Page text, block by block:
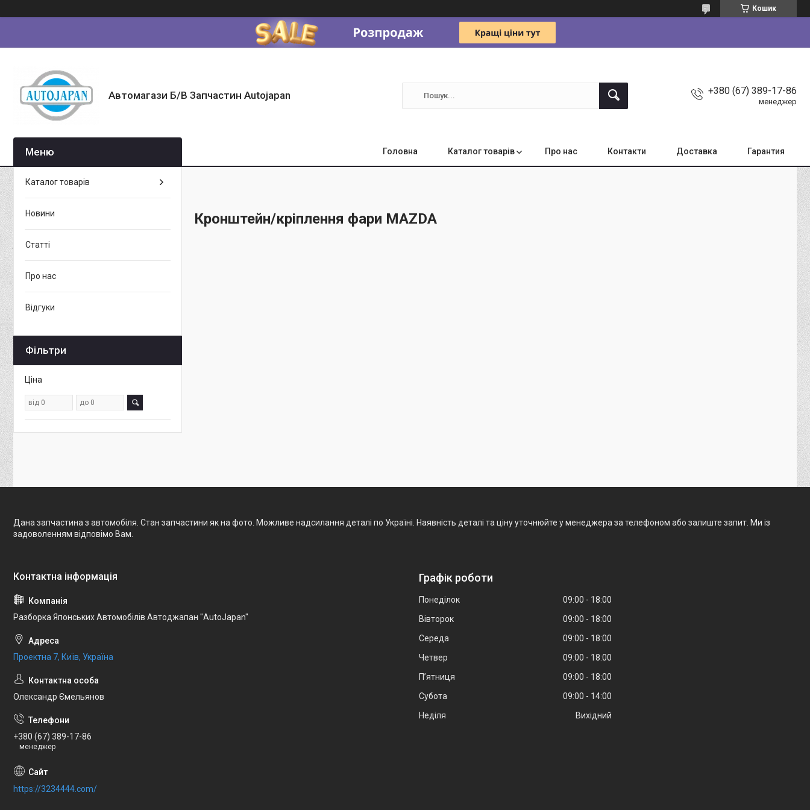
Кошик
Автомагази Б/В Запчастин Autojapan +380 (67) 389-17-86
менеджер
Головна Каталог товарів Про нас Контакти Доставка Гарантия
Кронштейн/кріплення фари MAZDA
Каталог товарів
Новини
Статті
Про нас
Відгуки
Фільтри
Ціна
Дана запчастина з автомобіля. Стан запчастини як на фото. Можливе надсилання деталі по Україні. Наявність деталі та ціну уточнюйте у менеджера за телефоном або залиште запит. Ми із
задоволенням відповімо Вам.
Разборка Японських Автомобілів Автоджапан "AutoJapan"
Проектна 7, Київ, Україна
Олександр Ємельянов
+380 (67) 389-17-86
менеджер
https://3234444.com/
Графік роботи
Понеділок 09:00
18:00
Вівторок
09:00
18:00
Середа
09:00
18:00
Четвер
09:00
18:00
Пʼятниця
09:00
18:00
Субота
09:00
14:00
Неділя
Вихідний